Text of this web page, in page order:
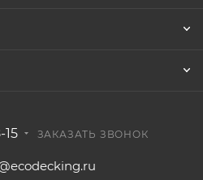
ЗАКАЗАТЬ ЗВОНОК